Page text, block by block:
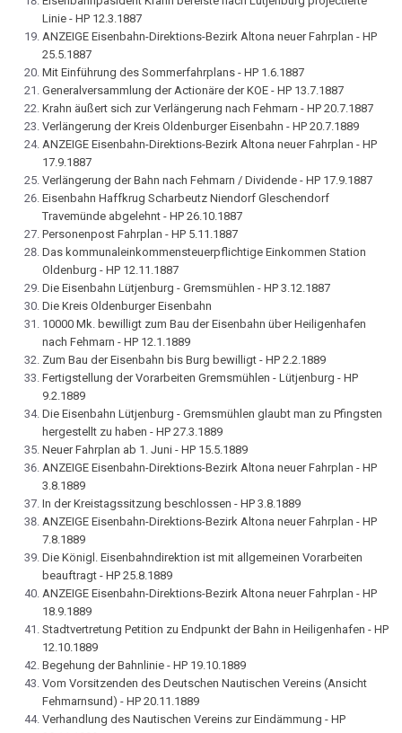
Linie - HP 12.3.1887
ANZEIGE Eisenbahn-Direktions-Bezirk Altona neuer Fahrplan - HP
25.5.1887
Mit Einführung des Sommerfahrplans - HP 1.6.1887
Generalversammlung der Actionäre der KOE - HP 13.7.1887
Krahn äußert sich zur Verlängerung nach Fehmarn - HP 20.7.1887
Verlängerung der Kreis Oldenburger Eisenbahn - HP 20.7.1889
ANZEIGE Eisenbahn-Direktions-Bezirk Altona neuer Fahrplan - HP
17.9.1887
Verlängerung der Bahn nach Fehmarn / Dividende - HP 17.9.1887
Eisenbahn Haffkrug Scharbeutz Niendorf Gleschendorf
Travemünde abgelehnt - HP 26.10.1887
Personenpost Fahrplan - HP 5.11.1887
Das kommunaleinkommensteuerpflichtige Einkommen Station
Oldenburg - HP 12.11.1887
Die Eisenbahn Lütjenburg - Gremsmühlen - HP 3.12.1887
Die Kreis Oldenburger Eisenbahn
10000 Mk. bewilligt zum Bau der Eisenbahn über Heiligenhafen
nach Fehmarn - HP 12.1.1889
Zum Bau der Eisenbahn bis Burg bewilligt - HP 2.2.1889
Fertigstellung der Vorarbeiten Gremsmühlen - Lütjenburg - HP
9.2.1889
Die Eisenbahn Lütjenburg - Gremsmühlen glaubt man zu Pfingsten
hergestellt zu haben - HP 27.3.1889
Neuer Fahrplan ab 1. Juni - HP 15.5.1889
ANZEIGE Eisenbahn-Direktions-Bezirk Altona neuer Fahrplan - HP
3.8.1889
In der Kreistagssitzung beschlossen - HP 3.8.1889
ANZEIGE Eisenbahn-Direktions-Bezirk Altona neuer Fahrplan - HP
7.8.1889
Die Königl. Eisenbahndirektion ist mit allgemeinen Vorarbeiten
beauftragt - HP 25.8.1889
ANZEIGE Eisenbahn-Direktions-Bezirk Altona neuer Fahrplan - HP
18.9.1889
Stadtvertretung Petition zu Endpunkt der Bahn in Heiligenhafen - HP
12.10.1889
Begehung der Bahnlinie - HP 19.10.1889
Vom Vorsitzenden des Deutschen Nautischen Vereins (Ansicht
Fehmarnsund) - HP 20.11.1889
Verhandlung des Nautischen Vereins zur Eindämmung - HP